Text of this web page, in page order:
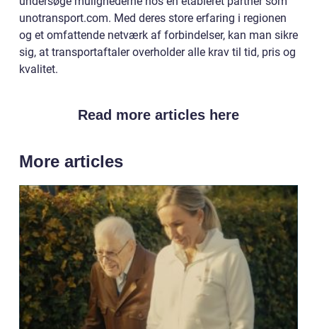
unotransport.com. Med deres store erfaring i regionen
og et omfattende netværk af forbindelser, kan man sikre
sig, at transportaftaler overholder alle krav til tid, pris og
kvalitet.
Read more articles here
More articles